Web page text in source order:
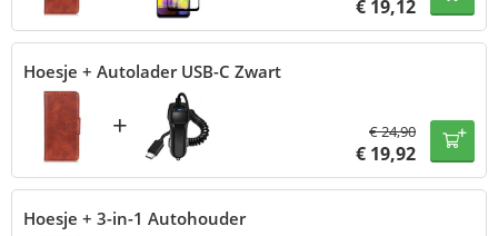
€ 19,12
Hoesje + Autolader USB-C Zwart
+ €24,90
€ 19,92
Hoesje + 3-in-1 Autohouder